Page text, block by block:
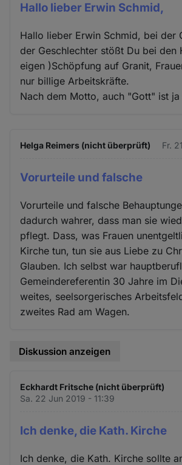
Hallo lieber Erwin Schmid,
Hallo lieber Erwin Schmid, bei der
der Geschlechter stößt Du bei den
eigen )Schöpfung auf Granit,
nur billige Arbeitskräfte.
Nach dem Motto, auch "Gott" ist ja
Helga Reimers (nicht überprüft) Fr.
Vorurteile und falsche
Vorurteile und falsche
dadurch wahrer, dass man sie
pflegt. Dass, was Frauen
Kirche tun, tun sie aus Liebe zu
Glauben. Ich selbst war
Gemeindereferentin 30 Jahre im
weites, seelsorgerisches
zweites Rad am Wagen.
Diskussion anzeigen
Eckhardt Fritsche (nicht überprüft)
Sa. 22 Jun 2019 - 11:39
Ich denke, die Kath. Kirche
Ich denke, die Kath. Kirche sollte